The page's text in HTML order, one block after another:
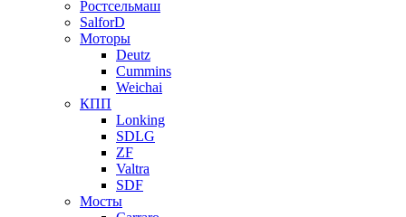
Ростсельмаш
SalforD
Моторы
Deutz
Cummins
Weichai
КПП
Lonking
SDLG
ZF
Valtra
SDF
Мосты